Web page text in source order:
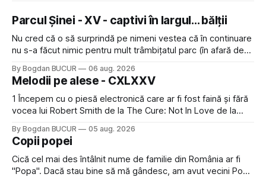
Parcul Șinei - XV - captivi în largul... bălții
Nu cred că o să surprindă pe nimeni vestea că în continuare
nu s-a făcut nimic pentru mult trâmbițatul parc (în afară de
timp pui și latră prin gard la lumea care trece prin zonă). Am
avut, în schimb, o belea
By Bogdan BUCUR 06 aug. 2026
Melodii pe alese - CXLXXV
1 Începem cu o piesă electronică care ar fi fost faină și fără
vocea lui Robert Smith de la The Cure: Not In Love de la
a dovedit că jumătatea masculină a acelui duo era cam
dubioasă...) 2. Băgăm la
By Bogdan BUCUR 05 aug. 2026
Copii popei
Cică cel mai des întâlnit nume de familie din România ar fi
"Popa". Dacă stau bine să mă gândesc, am avut vecini Popa